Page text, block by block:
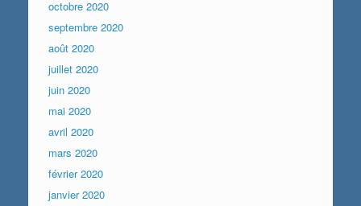
octobre 2020
septembre 2020
août 2020
juillet 2020
juin 2020
mai 2020
avril 2020
mars 2020
février 2020
janvier 2020